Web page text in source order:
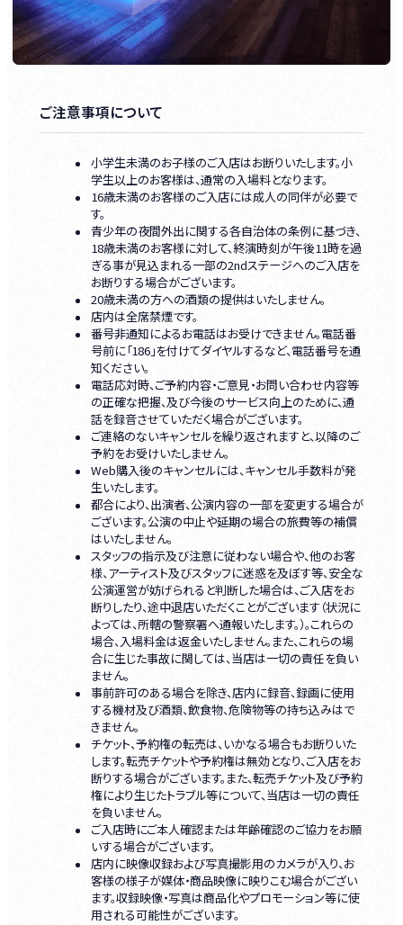
ご注意事項について
小学生未満のお子様のご入店はお断りいたします。小
学生以上のお客様は、通常の入場料となります。
16歳未満のお客様のご入店には成人の同伴が必要で
す。
青少年の夜間外出に関する各自治体の条例に基づき、
18歳未満のお客様に対して、終演時刻が午後11時を過
ぎる事が見込まれる一部の2ndステージへのご入店を
お断りする場合がございます。
20歳未満の方への酒類の提供はいたしません。
店内は全席禁煙です。
番号非通知によるお電話はお受けできません。電話番
号前に「186」を付けてダイヤルするなど、電話番号を通
知ください。
電話応対時、ご予約内容・ご意見・お問い合わせ内容等
の正確な把握、及び今後のサービス向上のために、通
話を録音させていただく場合がございます。
ご連絡のないキャンセルを繰り返されますと、以降のご
予約をお受けいたしません。
Web購入後のキャンセルには、キャンセル手数料が発
生いたします。
都合により、出演者、公演内容の一部を変更する場合が
ございます。公演の中止や延期の場合の旅費等の補償
はいたしません。
スタッフの指示及び注意に従わない場合や、他のお客
様、アーティスト及びスタッフに迷惑を及ぼす等、安全な
公演運営が妨げられると判断した場合は、ご入店をお
断りしたり、途中退店いただくことがございます（状況に
よっては、所轄の警察署へ通報いたします。）。これらの
場合、入場料金は返金いたしません。また、これらの場
合に生じた事故に関しては、当店は一切の責任を負い
ません。
事前許可のある場合を除き、店内に録音、録画に使用
する機材及び酒類、飲食物、危険物等の持ち込みはで
きません。
チケット、予約権の転売は、いかなる場合もお断りいた
します。転売チケットや予約権は無効となり、ご入店をお
断りする場合がございます。また、転売チケット及び予約
権により生じたトラブル等について、当店は一切の責任
を負いません。
ご入店時にご本人確認または年齢確認のご協力をお願
いする場合がございます。
店内に映像収録および写真撮影用のカメラが入り、お
客様の様子が媒体・商品映像に映りこむ場合がござい
ます。収録映像・写真は商品化やプロモーション等に使
用される可能性がございます。